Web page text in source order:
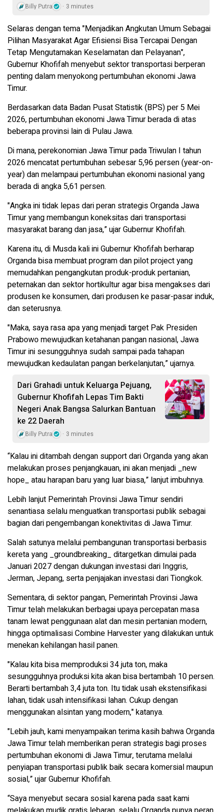
Billy Putra 3 minutes
Selaras dengan tema "Menjadikan Angkutan Umum Sebagai
Pilihan Masyarakat Agar Efisiensi Bisa Tercapai Dengan
Tetap Mengutamakan Keselamatan dan Pelayanan",
Gubernur Khofifah menyebut sektor transportasi berperan
penting dalam menyokong pertumbuhan ekonomi Jawa
Timur.
Berdasarkan data Badan Pusat Statistik (BPS) per 5 Mei
2026, pertumbuhan ekonomi Jawa Timur berada di atas
beberapa provinsi lain di Pulau Jawa.
Di mana, perekonomian Jawa Timur pada Triwulan I tahun
2026 mencatat pertumbuhan sebesar 5,96 persen (year-on-
year) dan melampaui pertumbuhan ekonomi nasional yang
berada di angka 5,61 persen.
"Angka ini tidak lepas dari peran strategis Organda Jawa
Timur yang membangun koneksitas dari transportasi
masyarakat barang dan jasa,” ujar Gubernur Khofifah.
Karena itu, di Musda kali ini Gubernur Khofifah berharap
Organda bisa membuat program dan pilot project yang
memudahkan pengangkutan produk-produk pertanian,
peternakan dan sektor hortikultur agar bisa mengakses dari
produsen ke konsumen, dari produsen ke pasar-pasar induk,
dan seterusnya.
"Maka, saya rasa apa yang menjadi target Pak Presiden
Prabowo mewujudkan ketahanan pangan nasional, Jawa
Timur ini sesungguhnya sudah sampai pada tahapan
mewujudkan kedaulatan pangan berkelanjutan,” ujarnya.
Dari Grahadi untuk Keluarga Pejuang,
Gubernur Khofifah Lepas Tim Bakti
Negeri Anak Bangsa Salurkan Bantuan
ke 22 Daerah
Billy Putra 3 minutes
“Kalau ini ditambah dengan support dari Organda yang akan
melakukan proses penjangkauan, ini akan menjadi _new
hope_ atau harapan baru yang luar biasa,” lanjut imbuhnya.
Lebih lanjut Pemerintah Provinsi Jawa Timur sendiri
senantiasa selalu menguatkan transportasi publik sebagai
bagian dari pengembangan konektivitas di Jawa Timur.
Salah satunya melalui pembangunan transportasi berbasis
kereta yang _groundbreaking_ ditargetkan dimulai pada
Januari 2027 dengan dukungan investasi dari Inggris,
Jerman, Jepang, serta penjajakan investasi dari Tiongkok.
Sementara, di sektor pangan, Pemerintah Provinsi Jawa
Timur telah melakukan berbagai upaya percepatan masa
tanam lewat penggunaan alat dan mesin pertanian modern,
hingga optimalisasi Combine Harvester yang dilakukan untuk
menekan kehilangan hasil panen.
"Kalau kita bisa memproduksi 34 juta ton, maka
sesungguhnya produksi kita akan bisa bertambah 10 persen.
Berarti bertambah 3,4 juta ton. Itu tidak usah ekstensifikasi
lahan, tidak usah intensifikasi lahan. Cukup dengan
menggunakan alsintan yang modern," katanya.
"Lebih jauh, kami menyampaikan terima kasih bahwa Organda
Jawa Timur telah memberikan peran strategis bagi proses
pertumbuhan ekonomi di Jawa Timur, terutama melalui
penyiapan transportasi publik baik secara komersial maupun
sosial,” ujar Gubernur Khofifah.
“Saya menyebut secara sosial karena pada saat kami